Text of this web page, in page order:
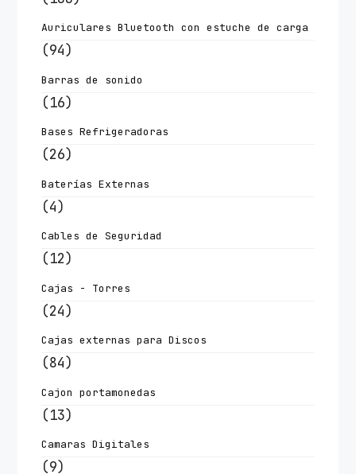
Auriculares Bluetooth con estuche de carga
(94)
Barras de sonido
(16)
Bases Refrigeradoras
(26)
Baterías Externas
(4)
Cables de Seguridad
(12)
Cajas - Torres
(24)
Cajas externas para Discos
(84)
Cajon portamonedas
(13)
Camaras Digitales
(9)